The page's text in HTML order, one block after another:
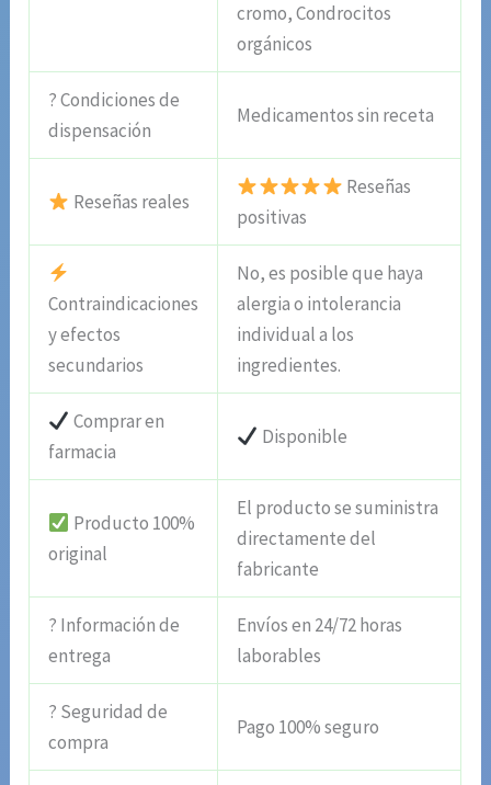
cromo, Condrocitos
orgánicos
? Condiciones de
dispensación
Medicamentos sin receta
Reseñas reales
Reseñas
positivas
Contraindicaciones
y efectos
secundarios
No, es posible que haya
alergia o intolerancia
individual a los
ingredientes.
Comprar en
farmacia
Disponible
Producto 100%
original
El producto se suministra
directamente del
fabricante
? Información de
entrega
Envíos en 24/72 horas
laborables
? Seguridad de
compra
Pago 100% seguro